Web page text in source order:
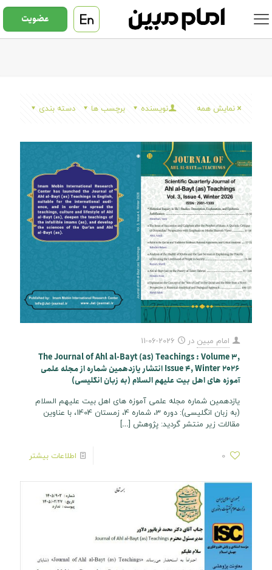
عضویت
دسته بندی برچسب ها نویسنده نمایش همه
امام مبین در 2026-06-11
The Journal of Ahl al-Bayt (as) Teachings : Volume 3,
Issue 4, Winter 2026 انتشار یازدهمین شماره از مجله علمی
آموزه های اهل بیت علیهم السلام (به زبان انگلیسی)
یازدهمین شماره مجله علمی آموزه های اهل بیت علیهم السلام
(به زبان انگلیسی): دوره 3، شماره 4، زمستان 1404، با عناوین
مقالات زیر منتشر گردید: پژوهش […]
0 اطلاعات بیشتر